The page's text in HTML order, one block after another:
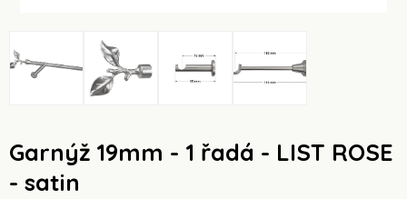
Garnýž 19mm - 1 řadá - LIST ROSE
- satin